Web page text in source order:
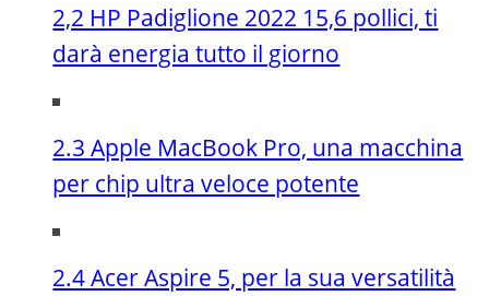
2,2 HP Padiglione 2022 15,6 pollici, ti
darà energia tutto il giorno
2.3 Apple MacBook Pro, una macchina
per chip ultra veloce potente
2.4 Acer Aspire 5, per la sua versatilità